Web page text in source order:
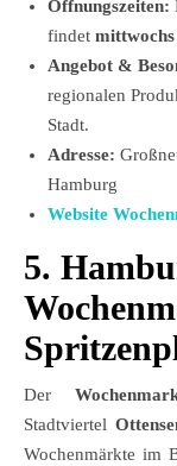
Öffnungszeiten:
findet mittwochs
Angebot &
regionalen
Stadt.
Adresse:
Hamburg
Website
5.
Der
Stadtviertel
Wochenmärkte im